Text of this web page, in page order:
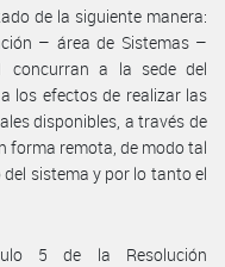
de la siguiente manera:
– área de Sistemas –
a la sede del
a los efectos de realizar las
disponibles, a través de
forma remota, de modo tal
sistema y por lo tanto el
5 de la Resolución